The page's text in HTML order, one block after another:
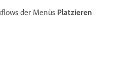
der Menüs Platzieren